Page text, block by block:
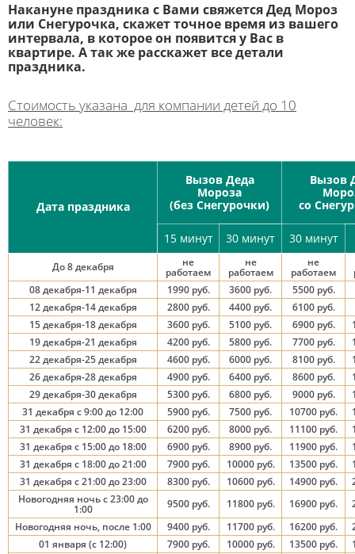
Накануне праздника с Вами свяжется Дед Мороз
или Снегурочка, скажет точное время из вашего
интервала, в которое он появится у Вас в
квартире. А так же расскажет все детали
праздника.
Стоимость указана для компании детей до 10
человек:
Дата праздника
Вызов Деда
Мороза
(без Снегурочки)
Вызов
со
15 минут 30 минут 30 минут
До 8 декабря не
работаем
не
работаем
не
работаем
08 декабря-11 декабря
1990 руб. 3600 руб. 5500 руб.
12 декабря-14 декабря
2800 руб. 4400 руб. 6100 руб.
15 декабря-18 декабря
3600 руб. 5100 руб. 6900 руб.
19 декабря-21 декабря
4200 руб. 5800 руб. 7700 руб.
22 декабря-25 декабря
4600 руб. 6000 руб. 8100 руб.
26 декабря-28 декабря
4900 руб. 6400 руб. 8600 руб.
29 декабря-30 декабря
5300 руб. 6800 руб. 9000 руб.
31 декабря с 9:00 до 12:00
5900 руб. 7500 руб. 10700 руб.
31 декабря с 12:00 до 15:00
6200 руб. 8000 руб. 11100 руб.
31 декабря с 15:00 до 18:00
6900 руб. 8900 руб. 11900 руб.
31 декабря с 18:00 до 21:00
7900 руб. 10000 руб. 13500 руб.
31 декабря с 21:00 до 23:00
8300 руб. 10600 руб. 14900 руб.
Новогодняя ночь с 23:00 до
1:00 9500 руб. 11800 руб. 16900 руб.
Новогодняя ночь, после 1:00
9400 руб. 11700 руб. 16200 руб.
01 января (с 12:00)
7900 руб. 10000 руб. 13500 руб.